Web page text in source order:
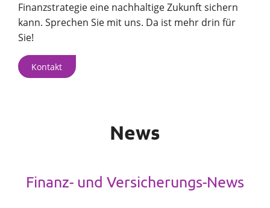
Finanzstrategie eine nachhaltige Zukunft sichern
kann. Sprechen Sie mit uns. Da ist mehr drin für
Sie!
Kontakt
News
Finanz- und Versicherungs-News